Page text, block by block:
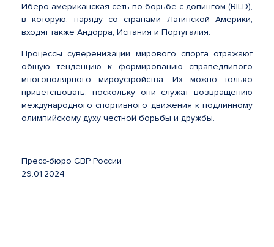
Иберо-американская сеть по борьбе с допингом (RILD),
в которую, наряду со странами Латинской Америки,
входят также Андорра, Испания и Португалия.
Процессы суверенизации мирового спорта отражают
общую тенденцию к формированию справедливого
многополярного мироустройства. Их можно только
приветствовать, по­скольку они служат возвращению
международного спортивного движения к подлинному
олимпийскому духу честной борьбы и дружбы.
Пресс-бюро СВР России
29.01.2024